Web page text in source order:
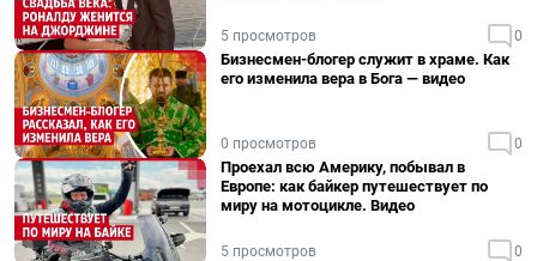
5 просмотров 0
Бизнесмен-блогер служит в храме. Как
его изменила вера в Бога — видео
0 просмотров 0
Проехал всю Америку, побывал в
Европе: как байкер путешествует по
миру на мотоцикле. Видео
5 просмотров 0